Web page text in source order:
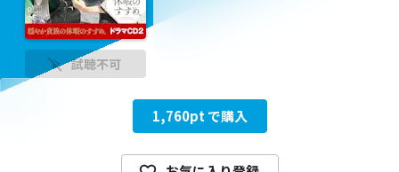
試聴不可
1,760pt で購入